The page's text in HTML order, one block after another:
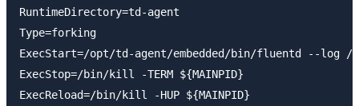
RuntimeDirectory=td-agent
Type=forking
ExecStart=/opt/td-agent/embedded/bin/fluentd --log
ExecStop=/bin/kill -TERM ${MAINPID}
ExecReload=/bin/kill -HUP ${MAINPID}